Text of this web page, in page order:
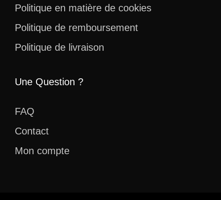
Politique en matière de cookies
Politique de remboursement
Politique de livraison
Une Question ?
FAQ
Contact
Mon compte